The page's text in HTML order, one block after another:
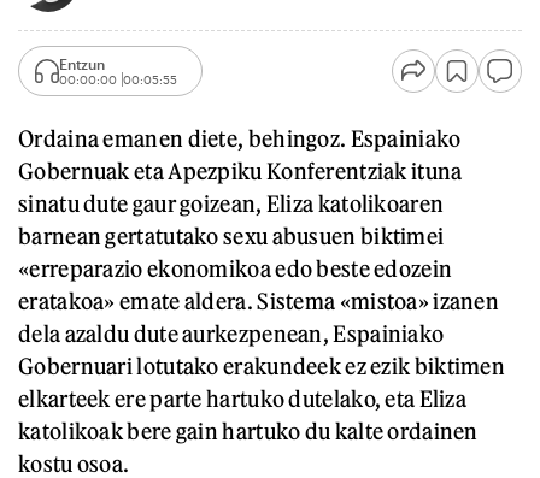
Entzun
00:00:00 00:05:55
Ordaina emanen diete, behingoz. Espainiako
Gobernuak eta Apezpiku Konferentziak ituna
sinatu dute gaur goizean, Eliza katolikoaren
barnean gertatutako sexu abusuen biktimei
«erreparazio ekonomikoa edo beste edozein
eratakoa» emate aldera. Sistema «mistoa» izanen
dela azaldu dute aurkezpenean, Espainiako
Gobernuari lotutako erakundeek ez ezik biktimen
elkarteek ere parte hartuko dutelako, eta Eliza
katolikoak bere gain hartuko du kalte ordainen
kostu osoa.